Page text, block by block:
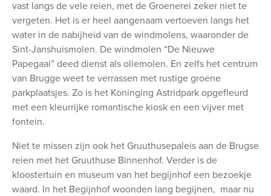
vast langs de vele reien, met de Groenerei zeker niet te
vergeten. Het is er heel aangenaam vertoeven langs het
water in de nabijheid van de windmolens, waaronder de
Sint-Janshuismolen. De windmolen “De Nieuwe
Papegaai” deed dienst als oliemolen. En zelfs het centrum
van Brugge weet te verrassen met rustige groene
parkplaatsjes. Zo is het Koninging Astridpark opgefleurd
met een kleurrijke romantische kiosk en een vijver met
fontein.
Niet te missen zijn ook het Gruuthusepaleis aan de Brugse
reien met het Gruuthuse Binnenhof. Verder is de
kloostertuin en museum van het begijnhof een bezoekje
waard. In het Begijnhof woonden lang begijnen, maar nu